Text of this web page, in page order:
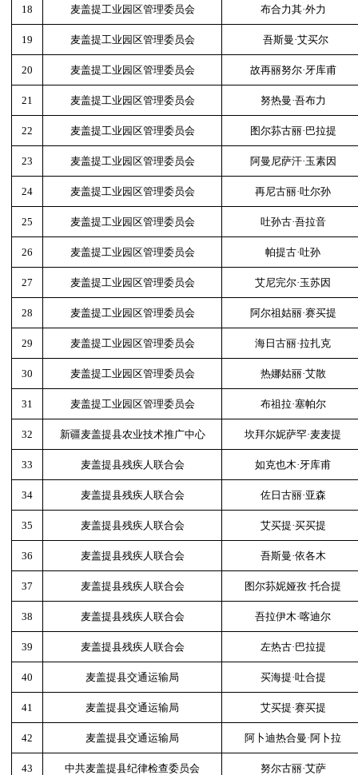
18 麦盖提工业园区管理委员会 布合力其·外力
19 麦盖提工业园区管理委员会 吾斯曼·艾买尔
20 麦盖提工业园区管理委员会 故再丽努尔·牙库甫
21 麦盖提工业园区管理委员会 努热曼·吾布力
22 麦盖提工业园区管理委员会 图尔荪古丽·巴拉提
23 麦盖提工业园区管理委员会 阿曼尼萨汗·玉素因
24 麦盖提工业园区管理委员会 再尼古丽·吐尔孙
25 麦盖提工业园区管理委员会 吐孙古·吾拉音
26 麦盖提工业园区管理委员会 帕提古·吐孙
27 麦盖提工业园区管理委员会 艾尼完尔·玉苏因
28 麦盖提工业园区管理委员会 阿尔祖姑丽·赛买提
29 麦盖提工业园区管理委员会 海日古丽·拉扎克
30 麦盖提工业园区管理委员会 热娜姑丽·艾散
31 麦盖提工业园区管理委员会 布祖拉·塞帕尔
32 新疆麦盖提县农业技术推广中心 坎拜尔妮萨罕·麦麦提
33 麦盖提县残疾人联合会 如克也木·牙库甫
34 麦盖提县残疾人联合会 佐日古丽·亚森
35 麦盖提县残疾人联合会 艾买提·买买提
36 麦盖提县残疾人联合会 吾斯曼·依各木
37 麦盖提县残疾人联合会 图尔荪妮娅孜·托合提
38 麦盖提县残疾人联合会 吾拉伊木·喀迪尔
39 麦盖提县残疾人联合会 左热古·巴拉提
40 麦盖提县交通运输局 买海提·吐合提
41 麦盖提县交通运输局 艾买提·赛买提
42 麦盖提县交通运输局 阿卜迪热合曼·阿卜拉
43 中共麦盖提县纪律检查委员会 努尔古丽·艾萨